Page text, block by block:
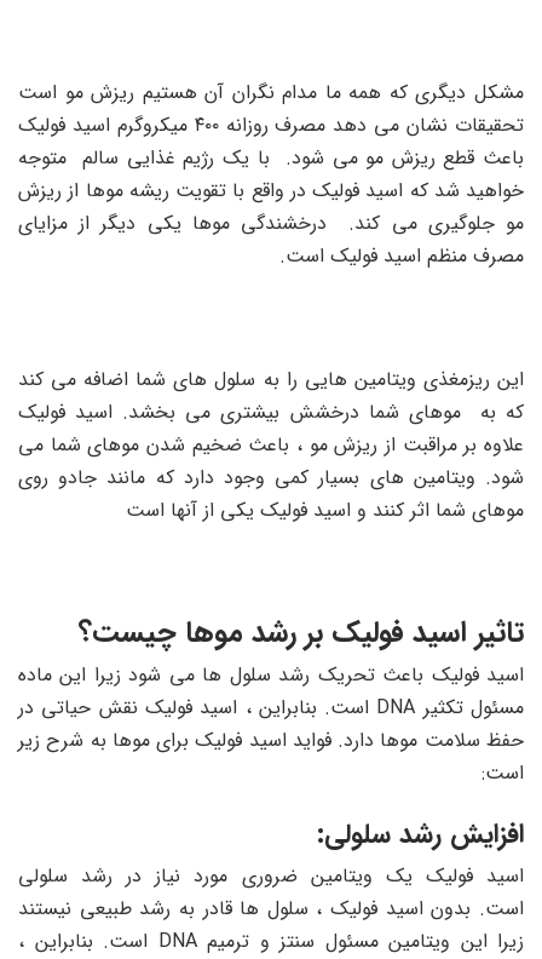
مشکل دیگری که همه ما مدام نگران آن هستیم ریزش مو است
تحقیقات نشان می دهد مصرف روزانه ۴۰۰ میکروگرم اسید فولیک
باعث قطع ریزش مو می شود. با یک رژیم غذایی سالم متوجه
خواهید شد که اسید فولیک در واقع با تقویت ریشه موها از ریزش
مو جلوگیری می کند. درخشندگی موها یکی دیگر از مزایای
مصرف منظم اسید فولیک است.
این ریزمغذی ویتامین هایی را به سلول های شما اضافه می کند
که به موهای شما درخشش بیشتری می بخشد. اسید فولیک
علاوه بر مراقبت از ریزش مو ، باعث ضخیم شدن موهای شما می
شود. ویتامین های بسیار کمی وجود دارد که مانند جادو روی
موهای شما اثر کنند و اسید فولیک یکی از آنها است
تاثیر اسید فولیک بر رشد موها چیست؟
اسید فولیک باعث تحریک رشد سلول ها می شود زیرا این ماده
مسئول تکثیر DNA است. بنابراین ، اسید فولیک نقش حیاتی در
حفظ سلامت موها دارد. فواید اسید فولیک برای موها به شرح زیر
است:
افزایش رشد سلولی:
اسید فولیک یک ویتامین ضروری مورد نیاز در رشد سلولی
است. بدون اسید فولیک ، سلول ها قادر به رشد طبیعی نیستند
زیرا این ویتامین مسئول سنتز و ترمیم DNA است. بنابراین ،